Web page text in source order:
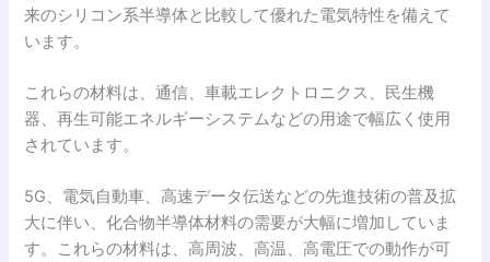
来のシリコン系半導体と比較して優れた電気特性を備えて
います。
これらの材料は、通信、車載エレクトロニクス、民生機
器、再生可能エネルギーシステムなどの用途で幅広く使用
されています。
5G、電気自動車、高速データ伝送などの先進技術の普及拡
大に伴い、化合物半導体材料の需要が大幅に増加していま
す。これらの材料は、高周波、高温、高電圧での動作が可